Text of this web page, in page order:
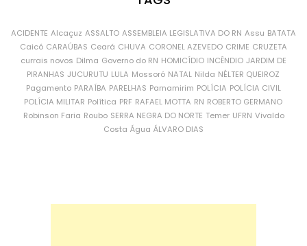
ACIDENTE Alcaçuz ASSALTO ASSEMBLEIA LEGISLATIVA DO RN Assu BATATA
Caicó CARAÚBAS Ceará CHUVA CORONEL AZEVEDO CRIME CRUZETA
currais novos Dilma Governo do RN HOMICÍDIO INCÊNDIO JARDIM DE
PIRANHAS JUCURUTU LULA Mossoró NATAL Nilda NÉLTER QUEIROZ
Pagamento PARAÍBA PARELHAS Parnamirim POLÍCIA POLÍCIA CIVIL
POLÍCIA MILITAR Política PRF RAFAEL MOTTA RN ROBERTO GERMANO
Robinson Faria Roubo SERRA NEGRA DO NORTE Temer UFRN Vivaldo
Costa Água ÁLVARO DIAS